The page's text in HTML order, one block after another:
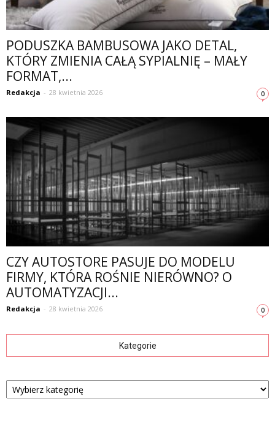
PODUSZKA BAMBUSOWA JAKO DETAL,
KTÓRY ZMIENIA CAŁĄ SYPIALNIĘ – MAŁY
FORMAT,...
Redakcja - 28 kwietnia 2026 0
CZY AUTOSTORE PASUJE DO MODELU
FIRMY, KTÓRA ROŚNIE NIERÓWNO? O
AUTOMATYZACJI...
Redakcja - 28 kwietnia 2026 0
Kategorie
Kategorie